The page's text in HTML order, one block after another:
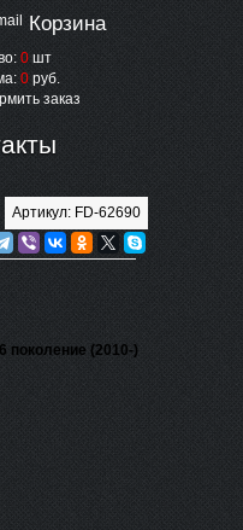
Корзина
0 шт
0 руб.
заказ
Артикул: FD-62690
поколение (2010-)